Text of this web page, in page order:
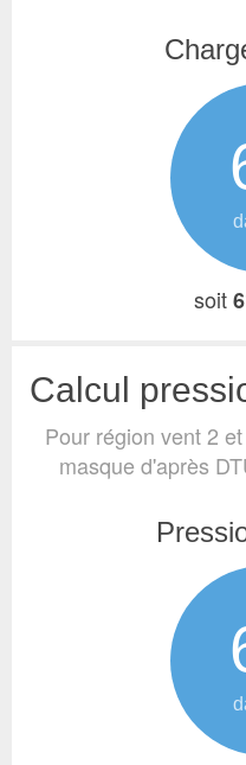
soit
Pour région vent 2
masque d'après